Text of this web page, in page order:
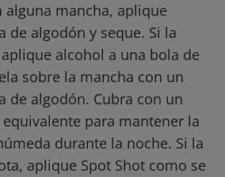
alguna mancha, aplique
de algodón y seque. Si la
alcohol a una bola de
sobre la mancha con un
de algodón. Cubra con un
para mantener la
durante la noche. Si la
aplique Spot Shot como se